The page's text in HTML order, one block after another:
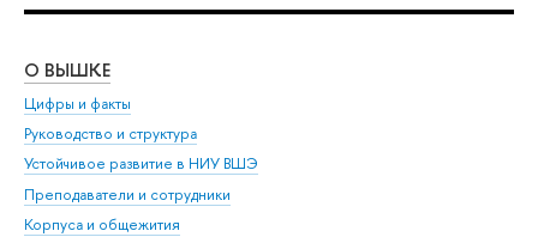
О ВЫШКЕ
Цифры и факты
Руководство и структура
Устойчивое развитие в НИУ ВШЭ
Преподаватели и сотрудники
Корпуса и общежития